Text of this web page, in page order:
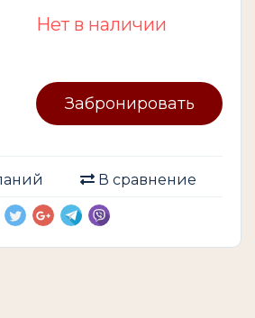
Нет в наличии
Забронировать
В сравнение